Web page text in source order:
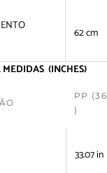
62 cm
(INCHES)
PP (36
)
33.07 in